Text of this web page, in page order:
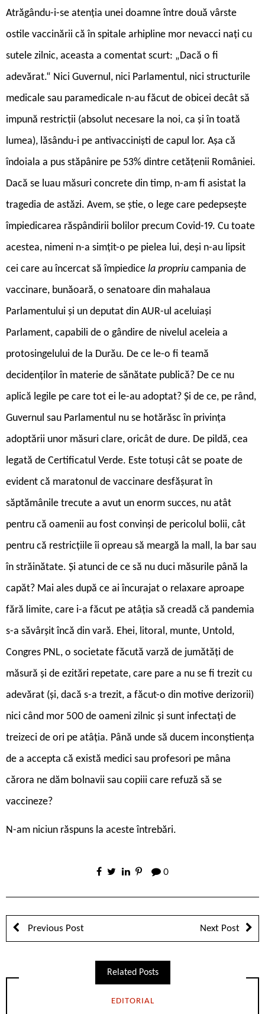
Atrăgându-i-se atenția unei doamne între două vârste
ostile vaccinării că în spitale arhipline mor nevacci nați cu
sutele zilnic, aceasta a comentat scurt: „Dacă o fi
adevărat.“ Nici Guvernul, nici Parlamentul, nici structurile
medicale sau paramedicale n-au făcut de obicei decât să
impună restricții (absolut necesare la noi, ca și în toată
lumea), lăsându-i pe antivacciniști de capul lor. Așa că
îndoiala a pus stăpânire pe 53% dintre cetățenii României.
Dacă se luau măsuri concrete din timp, n-am fi asistat la
tragedia de astăzi. Avem, se știe, o lege care pedepsește
împiedicarea răspândirii bolilor precum Covid-19. Cu toate
acestea, nimeni n-a simțit-o pe pielea lui, deși n-au lipsit
cei care au încercat să împiedice la propriu campania de
vaccinare, bunăoară, o senatoare din mahalaua
Parlamentului și un deputat din AUR-ul aceluiași
Parlament, capabili de o gândire de nivelul aceleia a
protosingelului de la Durău. De ce le-o fi teamă
decidenților în materie de sănătate publică? De ce nu
aplică legile pe care tot ei le-au adoptat? Și de ce, pe rând,
Guvernul sau Parlamentul nu se hotărăsc în privința
adoptării unor măsuri clare, oricât de dure. De pildă, cea
legată de Certificatul Verde. Este totuși cât se poate de
evident că maratonul de vaccinare desfășurat în
săptămânile trecute a avut un enorm succes, nu atât
pentru că oamenii au fost convinși de pericolul bolii, cât
pentru că restricțiile îi opreau să meargă la mall, la bar sau
în străinătate. Și atunci de ce să nu duci măsurile până la
capăt? Mai ales după ce ai încurajat o relaxare aproape
fără limite, care i-a făcut pe atâția să creadă că pandemia
s-a săvârșit încă din vară. Ehei, litoral, munte, Untold,
Congres PNL, o societate făcută varză de jumătăți de
măsură și de ezitări repetate, care pare a nu se fi trezit cu
adevărat (și, dacă s-a trezit, a făcut-o din motive derizorii)
nici când mor 500 de oameni zilnic și sunt infectați de
treizeci de ori pe atâția. Până unde să ducem inconștiența
de a accepta că există medici sau profesori pe mâna
cărora ne dăm bolnavii sau copiii care refuză să se
vaccineze?
N-am niciun răspuns la aceste întrebări.
0
Previous Post Next Post
Related Posts
EDITORIAL